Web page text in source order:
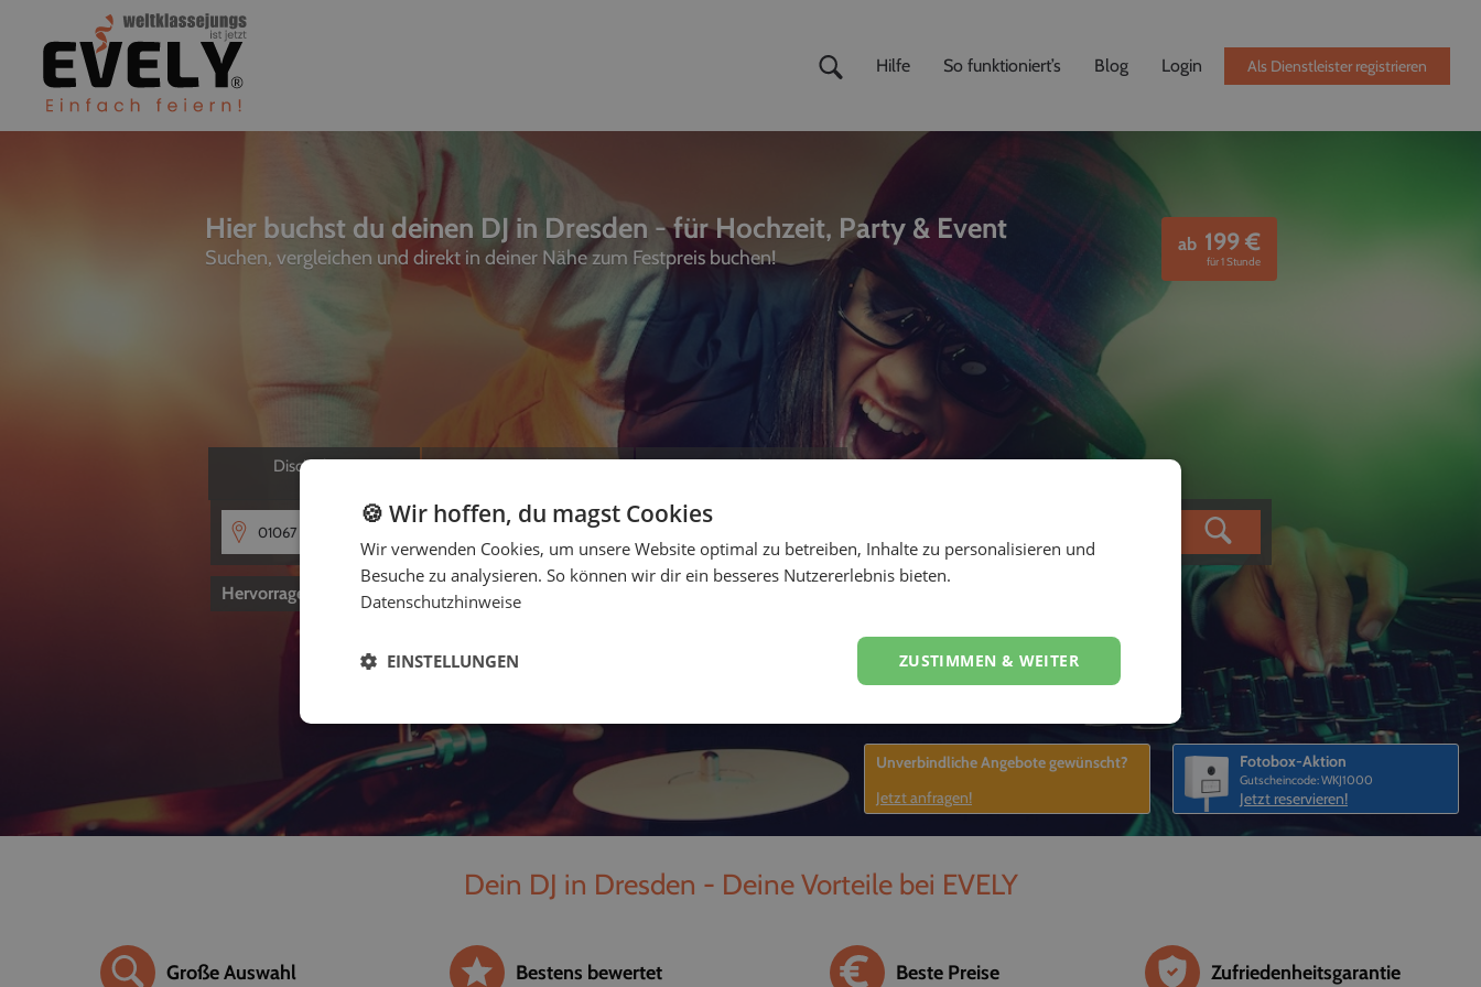
Hilfe So funktioniert’s Blog Login Als Dienstleister registrieren
Hier buchst du deinen DJ in Dresden - für Hochzeit, Party & Event
Suchen, vergleichen und direkt in deiner Nähe zum Festpreis buchen!
ab 199€
für 1 Stunde
Discjockeys Livemusiker, Fotografen
Hervorragend von 5
Fotobox-Aktion
Gutscheincode: WKJ1000
Jetzt reservieren!
Unverbindliche Angebote gewünscht?
Jetzt anfragen!
Dein DJ in Dresden - Deine Vorteile bei EVELY
Große Auswahl Bestens bewertet Beste Preise Zufriedenheitsgarantie
🍪 Wir hoffen, du magst Cookies
Wir verwenden Cookies, um unsere Website optimal zu betreiben, Inhalte zu personalisieren und
Besuche zu analysieren. So können wir dir ein besseres Nutzererlebnis bieten.
Datenschutzhinweise
ZUSTIMMEN & WEITER
EINSTELLUNGEN